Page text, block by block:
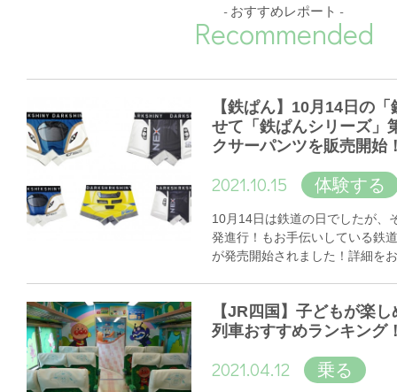
- おすすめレポート -
Recommended
【鉄ぱん】10月14日の
せて「鉄ぱんシリーズ」
クサーパンツを販売開始
2021.10.15 体験する
10月14日は鉄道の日でしたが、
発進行！もお手伝いしている鉄
が発売開始されました！詳細をお
【JR四国】子どもが楽
列車おすすめランキング
2021.04.12 乗る